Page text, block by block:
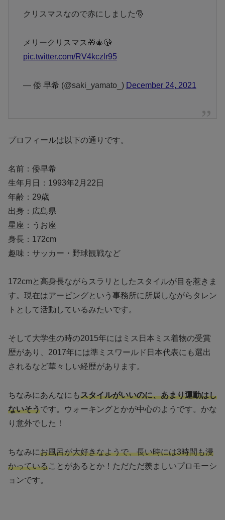
クリスマスなので赤にしました🎅
メリークリスマス🎁🎄😘
pic.twitter.com/RV4kczlr95
— 倭 早希 (@saki_yamato_) December 24, 2021
プロフィールは以下の通りです。
名前：倭早希
生年月日：1993年2月22日
年齢：29歳
出身：広島県
星座：うお座
身長：172cm
趣味：サッカー・野球観戦など
172cmと高身長ながらスラリとしたスタイルが目を惹きま
す。現在はアービングという事務所に所属しながらタレン
トとして活動しているみたいです。
そして大学生の時の2015年にはミス日本ミス着物の受賞
歴があり、2017年には準ミスワールド日本代表にも選出
されるなど華々しい経歴があります。
ちなみにあんなにもスタイルがいいのに、あまり運動はし
ないそうです。ウォーキングとかが中心のようです。かな
り意外でした！
ちなみにお風呂が大好きなようで、長い時には3時間も浸
かっていることがあるとか！ただただ羨ましいプロモーシ
ョンです。